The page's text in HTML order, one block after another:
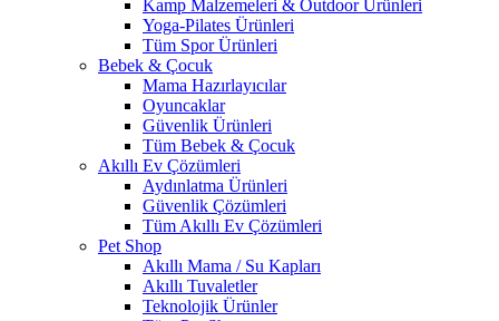
Kamp Malzemeleri & Outdoor Ürünleri
Yoga-Pilates Ürünleri
Tüm Spor Ürünleri
Bebek & Çocuk
Mama Hazırlayıcılar
Oyuncaklar
Güvenlik Ürünleri
Tüm Bebek & Çocuk
Akıllı Ev Çözümleri
Aydınlatma Ürünleri
Güvenlik Çözümleri
Tüm Akıllı Ev Çözümleri
Pet Shop
Akıllı Mama / Su Kapları
Akıllı Tuvaletler
Teknolojik Ürünler